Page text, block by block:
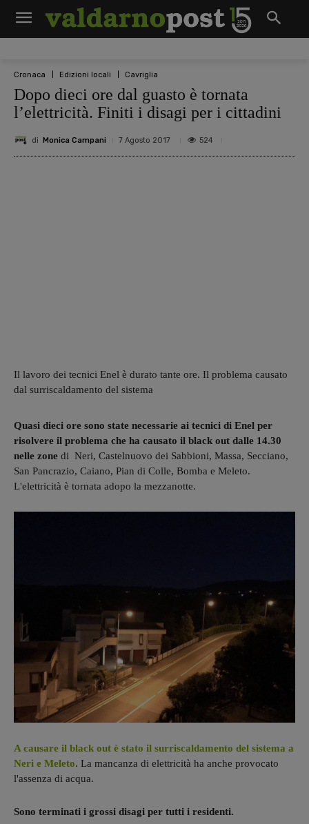
Cronaca Edizioni locali Cavriglia
Dopo dieci ore dal guasto è tornata
l’elettricità. Finiti i disagi per i cittadini
di Monica Campani 7 Agosto 2017 524
Il lavoro dei tecnici Enel è durato tante ore. Il problema causato
dal surriscaldamento del sistema
Quasi dieci ore sono state necessarie ai tecnici di Enel per
risolvere il problema che ha causato il black out dalle 14.30
nelle zone di Neri, Castelnuovo dei Sabbioni, Massa, Secciano,
San Pancrazio, Caiano, Pian di Colle, Bomba e Meleto.
L'elettricità è tornata adopo la mezzanotte.
A causare il black out è stato il surriscaldamento del sistema a
Neri e Meleto. La mancanza di elettricità ha anche provocato
l'assenza di acqua.
Sono terminati i grossi disagi per tutti i residenti.